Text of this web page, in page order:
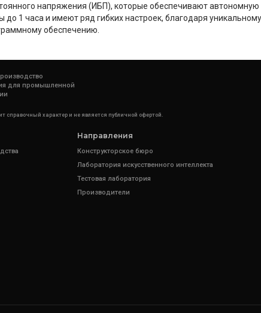
напряжения (ИБП), которые обеспечивают автономную
1 часа и имеют ряд гибких настроек, благодаря уникальному
обеспечению.
для промышленной
характер и не является публичной офертой.
Направления
Конструкторское бюро
Лаборатория искусственного интеллекта
Тестовая лаборатория
Производители